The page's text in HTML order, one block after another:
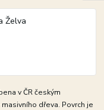
v ČR českým
dřeva. Povrch je